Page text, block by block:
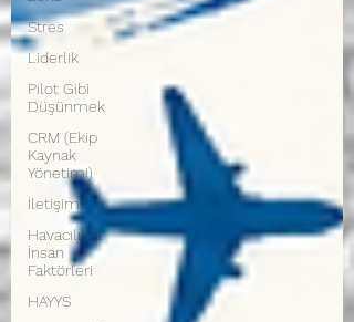
Stres
Liderlik
Pilot Gibi
Düşünmek
CRM (Ekip
Kaynak
Yönetimi)
İletişim
Havacılıkta
İnsan
Faktörleri
HAYYS